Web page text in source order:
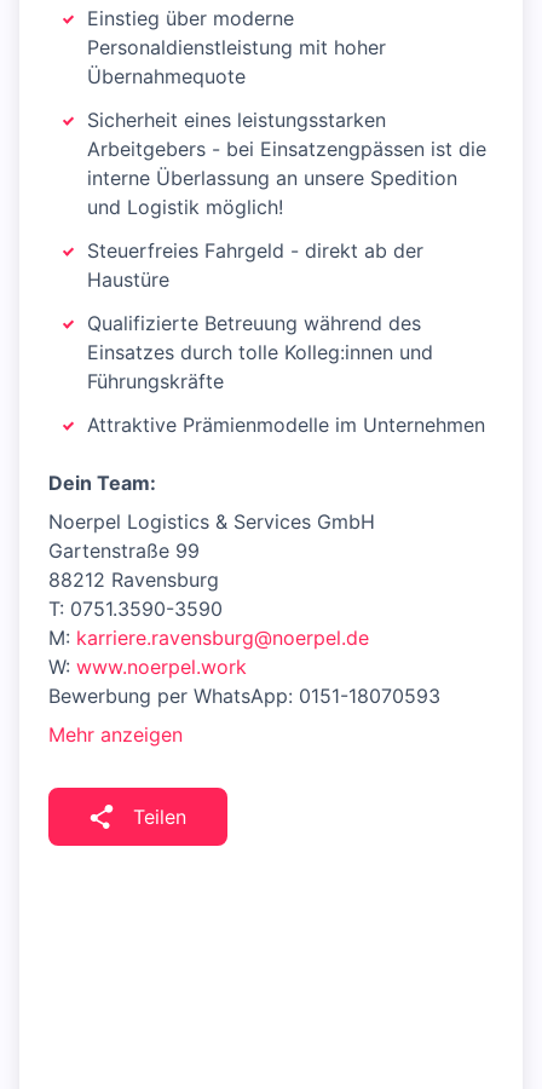
Einstieg über moderne
Personaldienstleistung mit hoher
Übernahmequote
Sicherheit eines leistungsstarken
Arbeitgebers - bei Einsatzengpässen ist die
interne Überlassung an unsere Spedition
und Logistik möglich!
Steuerfreies Fahrgeld - direkt ab der
Haustüre
Qualifizierte Betreuung während des
Einsatzes durch tolle Kolleg:innen und
Führungskräfte
Attraktive Prämienmodelle im Unternehmen
Dein Team:
Noerpel Logistics & Services GmbH
Gartenstraße 99
88212 Ravensburg
T: 0751.3590-3590
M: karriere.ravensburg@noerpel.de
W: www.noerpel.work
Bewerbung per WhatsApp: 0151-18070593
Mehr anzeigen
Teilen